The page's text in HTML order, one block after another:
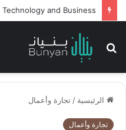
بحث
الرئيسية / تجارة وأعمال
تجارة وأعمال